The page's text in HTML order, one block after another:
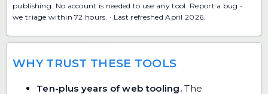
publishing. No account is needed to use any tool. Report a bug -
we triage within 72 hours. · Last refreshed April 2026.
WHY TRUST THESE TOOLS
Ten-plus years of web tooling. The